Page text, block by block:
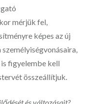
mérjük fel,
képes az új
figyelembe kell
összeállítjuk.